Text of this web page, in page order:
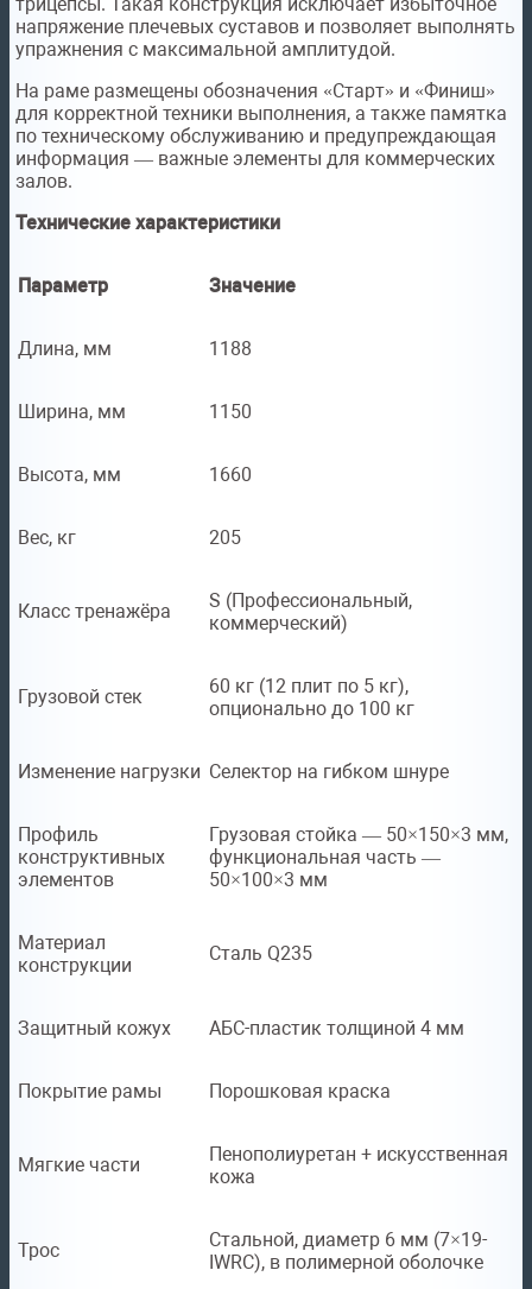
трицепсы. Такая конструкция исключает избыточное
напряжение плечевых суставов и позволяет выполнять
упражнения с максимальной амплитудой.
На раме размещены обозначения «Старт» и «Финиш»
для корректной техники выполнения, а также памятка
по техническому обслуживанию и предупреждающая
информация — важные элементы для коммерческих
залов.
Технические характеристики
Параметр Значение
Длина, мм 1188
Ширина, мм 1150
Высота, мм 1660
Вес, кг 205
Класс тренажёра
S (Профессиональный,
коммерческий)
Грузовой стек
60 кг (12 плит по 5 кг),
опционально до 100 кг
Изменение нагрузки Селектор на гибком шнуре
Профиль
конструктивных
элементов
Грузовая стойка — 50×150×3 мм,
функциональная часть —
50×100×3 мм
Материал
конструкции
Сталь Q235
Защитный кожух АБС-пластик толщиной 4 мм
Покрытие рамы Порошковая краска
Мягкие части
Пенополиуретан + искусственная
кожа
Трос
Стальной, диаметр 6 мм (7×19-
IWRC), в полимерной оболочке